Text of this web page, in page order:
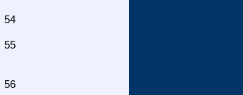
54
55
56